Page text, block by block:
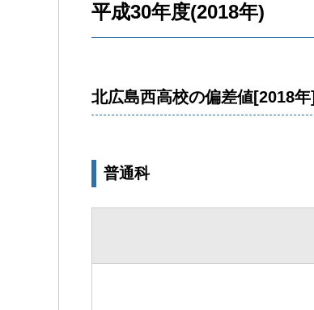
平成30年度(2018年)
北広島西高校の偏差値[2018年]
普通科